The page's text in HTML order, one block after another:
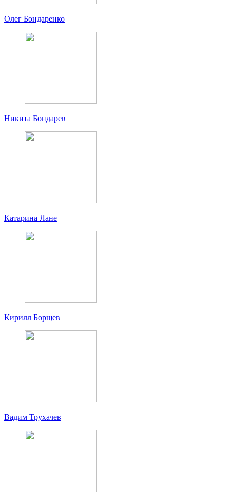
Олег Бондаренко
Никита Бондарев
Катарина Лане
Кирилл Борщев
Вадим Трухачев